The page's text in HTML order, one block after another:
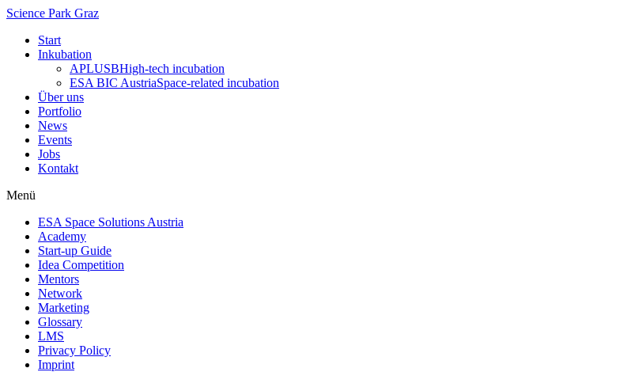
Science Park Graz
Start
Inkubation
APLUSBHigh-tech incubation
ESA BIC AustriaSpace-related incubation
Über uns
Portfolio
News
Events
Jobs
Kontakt
Menü
ESA Space Solutions Austria
Academy
Start-up Guide
Idea Competition
Mentors
Network
Marketing
Glossary
LMS
Privacy Policy
Imprint